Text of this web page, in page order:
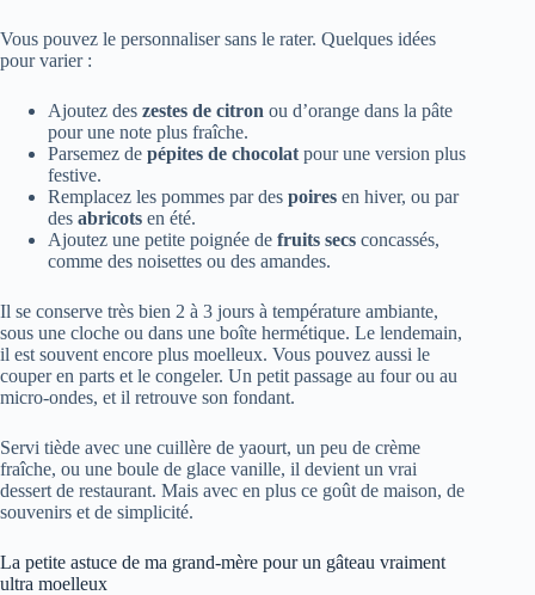
Vous pouvez le personnaliser sans le rater. Quelques idées
pour varier :
Ajoutez des zestes de citron ou d’orange dans la pâte
pour une note plus fraîche.
Parsemez de pépites de chocolat pour une version plus
festive.
Remplacez les pommes par des poires en hiver, ou par
des abricots en été.
Ajoutez une petite poignée de fruits secs concassés,
comme des noisettes ou des amandes.
Il se conserve très bien 2 à 3 jours à température ambiante,
sous une cloche ou dans une boîte hermétique. Le lendemain,
il est souvent encore plus moelleux. Vous pouvez aussi le
couper en parts et le congeler. Un petit passage au four ou au
micro-ondes, et il retrouve son fondant.
Servi tiède avec une cuillère de yaourt, un peu de crème
fraîche, ou une boule de glace vanille, il devient un vrai
dessert de restaurant. Mais avec en plus ce goût de maison, de
souvenirs et de simplicité.
La petite astuce de ma grand-mère pour un gâteau vraiment
ultra moelleux